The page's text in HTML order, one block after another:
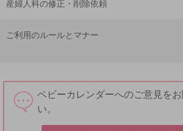
産婦人科の修正・削除依頼
ご利用のルールとマナー
ベビーカレンダーへのご意見を
い。